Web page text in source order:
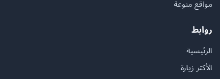
مواقع منوعة
روابط
الرئيسية
الأكثر زيارة